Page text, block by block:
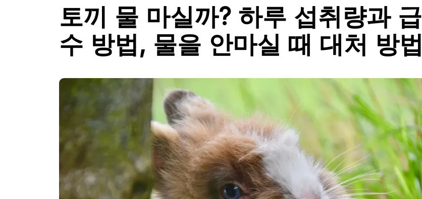
토끼 물 마실까? 하루 섭취량과 급
수 방법, 물을 안마실 때 대처 방법